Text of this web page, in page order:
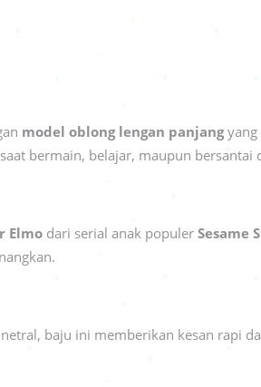
model oblong lengan panjangyang
bermain, belajar, maupun bersantai
Elmo dari serial anak populer Sesame
baju ini memberikan kesan rapi